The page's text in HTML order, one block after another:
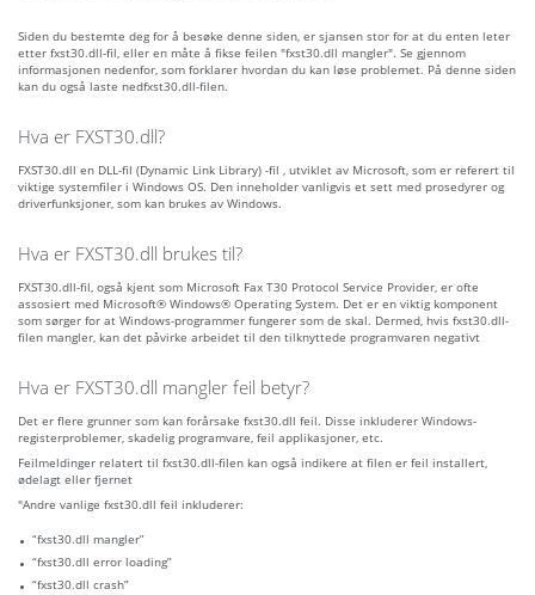
Siden du bestemte deg for å besøke denne siden, er sjansen stor for at du enten leter
etter fxst30.dll-fil, eller en måte å fikse feilen "fxst30.dll mangler". Se gjennom
informasjonen nedenfor, som forklarer hvordan du kan løse problemet. På denne siden
kan du også laste nedfxst30.dll-filen.
Hva er FXST30.dll?
FXST30.dll en DLL-fil (Dynamic Link Library) -fil , utviklet av Microsoft, som er referert til
viktige systemfiler i Windows OS. Den inneholder vanligvis et sett med prosedyrer og
driverfunksjoner, som kan brukes av Windows.
Hva er FXST30.dll brukes til?
FXST30.dll-fil, også kjent som Microsoft Fax T30 Protocol Service Provider, er ofte
assosiert med Microsoft® Windows® Operating System. Det er en viktig komponent
som sørger for at Windows-programmer fungerer som de skal. Dermed, hvis fxst30.dll-
filen mangler, kan det påvirke arbeidet til den tilknyttede programvaren negativt
Hva er FXST30.dll mangler feil betyr?
Det er flere grunner som kan forårsake fxst30.dll feil. Disse inkluderer Windows-
registerproblemer, skadelig programvare, feil applikasjoner, etc.
Feilmeldinger relatert til fxst30.dll-filen kan også indikere at filen er feil installert,
ødelagt eller fjernet
"Andre vanlige fxst30.dll feil inkluderer:
“fxst30.dll mangler”
“fxst30.dll error loading”
“fxst30.dll crash”